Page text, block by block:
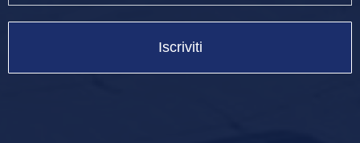
Iscriviti